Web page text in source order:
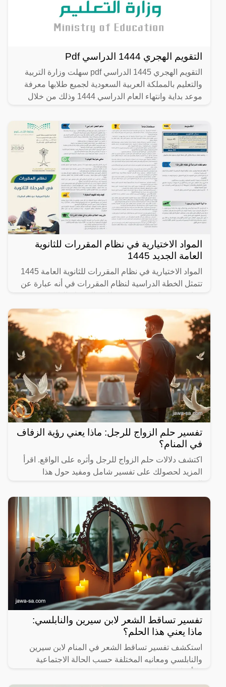
التقويم الهجري 1444 الدراسي Pdf
التقويم الهجري 1445 الدراسي pdf سهلت وزارة التربية
والتعليم بالمملكة العربية السعودية لجميع طلابها معرفة
موعد بداية وانتهاء العام الدراسي 1444 وذلك من خلال
المواد الاختيارية في نظام المقررات للثانوية
العامة الجديد 1445
المواد الاختيارية في نظام المقررات للثانوية العامة 1445
تتمثل الخطة الدراسية لنظام المقررات في أنه عبارة عن
تفسير حلم الزواج للرجل: ماذا يعني رؤية الزفاف
في المنام؟
اكتشف دلالات حلم الزواج للرجل وأثره على الواقع. اقرأ
المزيد لحصولك على تفسير شامل ومفيد حول هذا
تفسير تساقط الشعر لابن سيرين والنابلسي:
ماذا يعني هذا الحلم؟
استكشف تفسير تساقط الشعر في المنام لابن سيرين
والنابلسي ومعانيه المختلفة حسب الحالة الاجتماعية